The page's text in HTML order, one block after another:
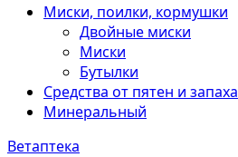
Миски, поилки, кормушки
Двойные миски
Миски
Бутылки
Средства от пятен и запаха
Минеральный
Ветаптека